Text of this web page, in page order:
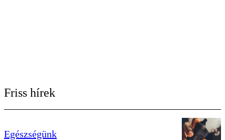
Friss hírek
Egészségünk